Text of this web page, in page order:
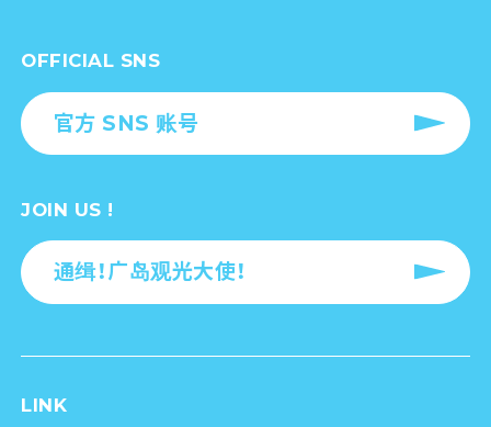
OFFICIAL SNS
官方 SNS 账号
JOIN US !
通缉！广岛观光大使！
LINK